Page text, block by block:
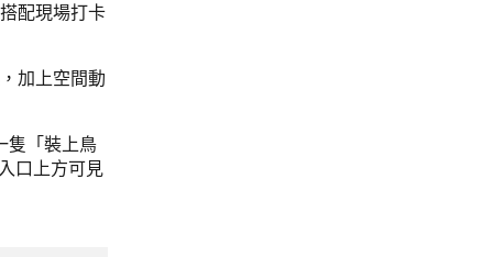
配現場打卡
加上空間動
隻「裝上鳥
口上方可見